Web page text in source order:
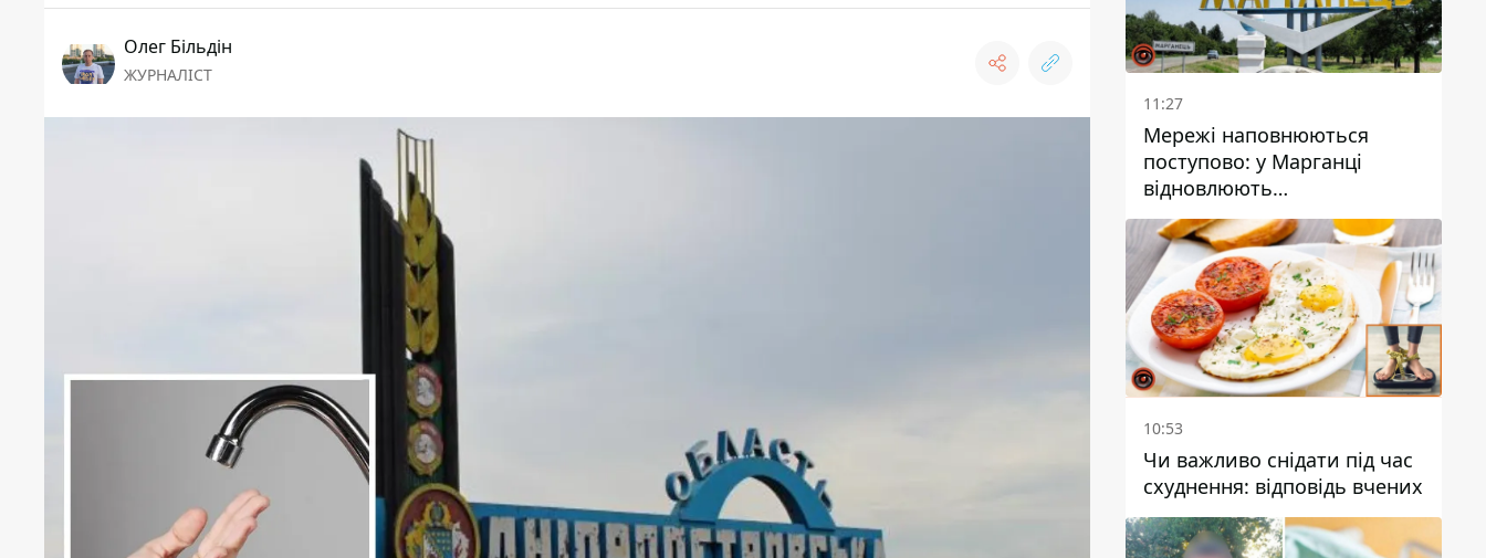
Олег Більдін
ЖУРНАЛІСТ
11:27
Мережі наповнюються
поступово: у Марганці
відновлюють
водопостачання
10:53
Чи важливо снідати під час
схуднення: відповідь вчених